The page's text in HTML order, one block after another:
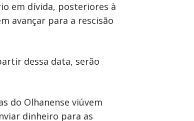
em dívida, posteriores à
avançar para a rescisão
dessa data, serão
do Olhanense viúvem
dinheiro para as